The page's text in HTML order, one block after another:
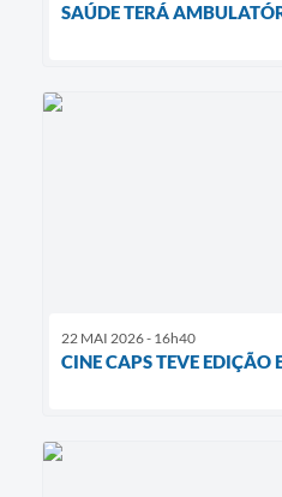
SAÚDE TERÁ
22 MAI 2026 - 16h40
CINE CAPS TEVE EDIÇÃO